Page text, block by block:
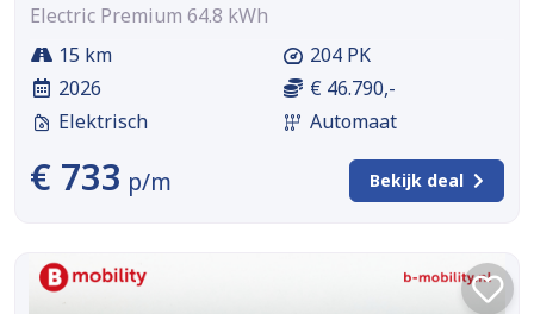
Electric Premium 64.8 kWh
15 km
2026
Elektrisch
204 PK
€ 46.790,-
Automaat
€ 733 p/m Bekijk deal